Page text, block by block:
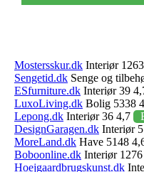
Mostersskur.dk Interiør
Sengetid.dk Senge og
ESfurniture.dk Interiør 39
LuxoLiving.dk Bolig 5338
Lepong.dk Interiør 36 4,7
DesignGaragen.dk Interiør
MoreLand.dk Have 5148
Boboonline.dk Interiør
Hoejgaardbrugskunst.dk